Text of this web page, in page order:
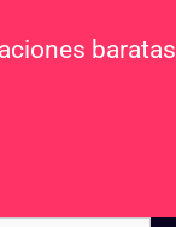
baratas